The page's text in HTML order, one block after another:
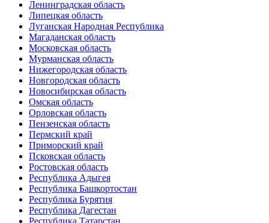
Ленинградская область
Липецкая область
Луганская Народная Республика
Магаданская область
Московская область
Мурманская область
Нижегородская область
Новгородская область
Новосибирская область
Омская область
Орловская область
Пензенская область
Пермский край
Приморский край
Псковская область
Ростовская область
Республика Адыгея
Республика Башкортостан
Республика Бурятия
Республика Дагестан
Республика Татарстан